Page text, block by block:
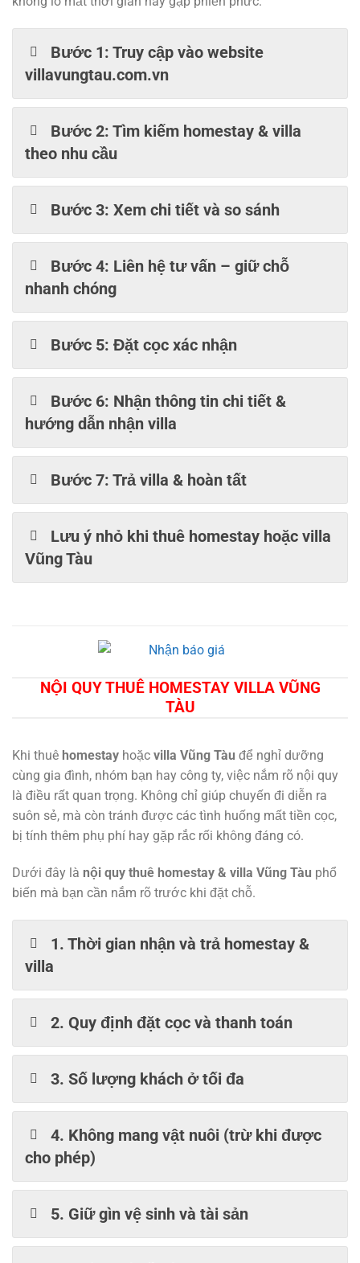
Bước 1: Truy cập vào website
villavungtau.com.vn
Bước 2: Tìm kiếm homestay & villa
theo nhu cầu
Bước 3: Xem chi tiết và so sánh
Bước 4: Liên hệ tư vấn – giữ chỗ
nhanh chóng
Bước 5: Đặt cọc xác nhận
Bước 6: Nhận thông tin chi tiết &
hướng dẫn nhận villa
Bước 7: Trả villa & hoàn tất
Lưu ý nhỏ khi thuê homestay hoặc villa
Vũng Tàu
NỘI QUY THUÊ HOMESTAY VILLA VŨNG
TÀU
Khi thuê homestay hoặc villa Vũng Tàu để nghỉ dưỡng
cùng gia đình, nhóm bạn hay công ty, việc nắm rõ nội quy
là điều rất quan trọng. Không chỉ giúp chuyến đi diễn ra
suôn sẻ, mà còn tránh được các tình huống mất tiền cọc,
bị tính thêm phụ phí hay gặp rắc rối không đáng có.
Dưới đây là nội quy thuê homestay & villa Vũng Tàu phổ
biến mà bạn cần nắm rõ trước khi đặt chỗ.
1. Thời gian nhận và trả homestay &
villa
2. Quy định đặt cọc và thanh toán
3. Số lượng khách ở tối đa
4. Không mang vật nuôi (trừ khi được
cho phép)
5. Giữ gìn vệ sinh và tài sản